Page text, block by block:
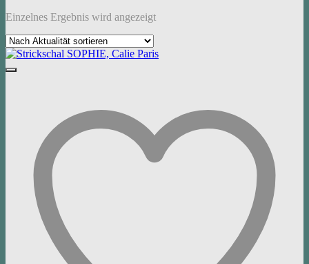
Einzelnes Ergebnis wird angezeigt